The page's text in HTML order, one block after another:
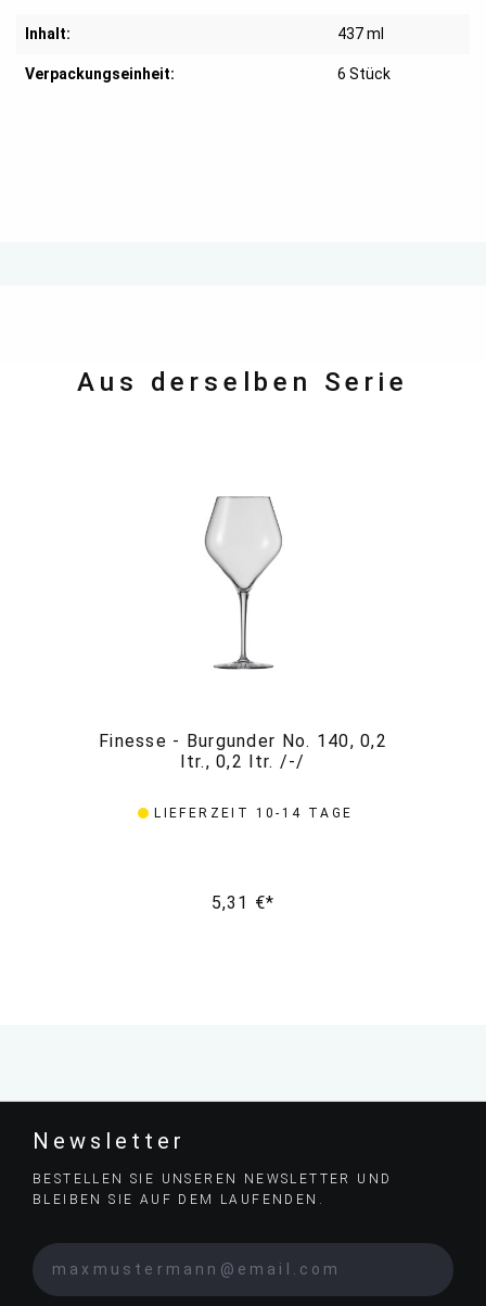
Inhalt: 437 ml
Verpackungseinheit: 6 Stück
Aus derselben Serie
Finesse - Burgunder No. 140, 0,2
ltr., 0,2 ltr. /-/
LIEFERZEIT 10-14 TAGE
5,31 €*
Newsletter
BESTELLEN SIE UNSEREN NEWSLETTER UND
BLEIBEN SIE AUF DEM LAUFENDEN.